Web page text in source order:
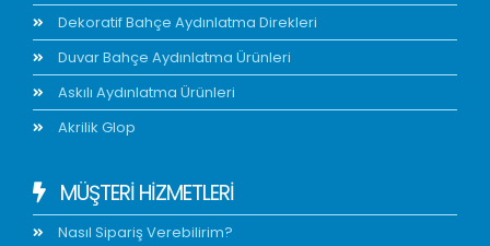
Dekoratif Bahçe Aydınlatma Direkleri
Duvar Bahçe Aydınlatma Ürünleri
Askılı Aydınlatma Ürünleri
Akrilik Glop
MÜŞTERİ HİZMETLERİ
Nasıl Sipariş Verebilirim?